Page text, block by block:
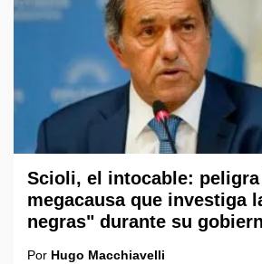
Scioli, el intocable:
megacausa que investiga
negras" durante su
Por Hugo Macchiavelli